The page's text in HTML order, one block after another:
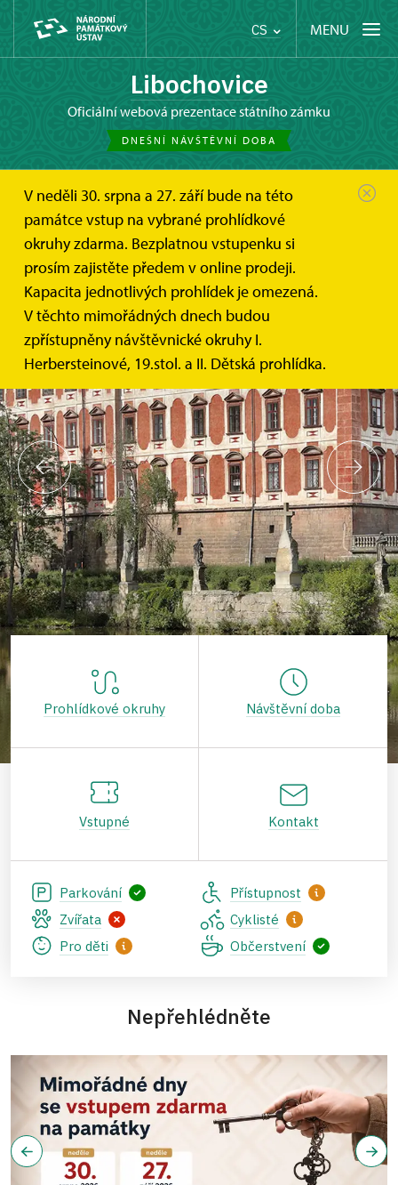
CS MENU
Libochovice
oficiální webová prezentace státního zámku
DNEŠNÍ NÁVŠTĚVNÍ DOBA
V neděli 30. srpna a 27. září bude na této
památce vstup na vybrané prohlídkové
okruhy zdarma. Bezplatnou vstupenku si
prosím zajistěte předem v online prodeji.
Kapacita jednotlivých prohlídek je omezená.
V těchto mimořádných dnech budou
zpřístupněny návštěvnické okruhy I.
Herbersteinové, 19.stol. a II. Dětská prohlídka.
Prohlídkové okruhy Návštěvní doba
Vstupné Kontakt
Parkování
Přístupnost
Zvířata
Cyklisté
Pro děti
Občerstvení
Nepřehlédněte